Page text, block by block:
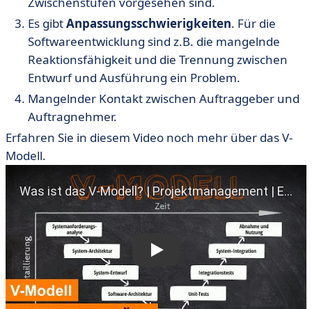
Es gibtAnpassungsschwierigkeiten. Für die
Softwareentwicklung sind z.B. die mangelnde
Reaktionsfähigkeit und die Trennung zwischen
Entwurf und Ausführung ein Problem.
Mangelnder Kontakt zwischen Auftraggeber und
Auftragnehmer.
Erfahren Sie in diesem Video noch mehr über das V-
Modell.